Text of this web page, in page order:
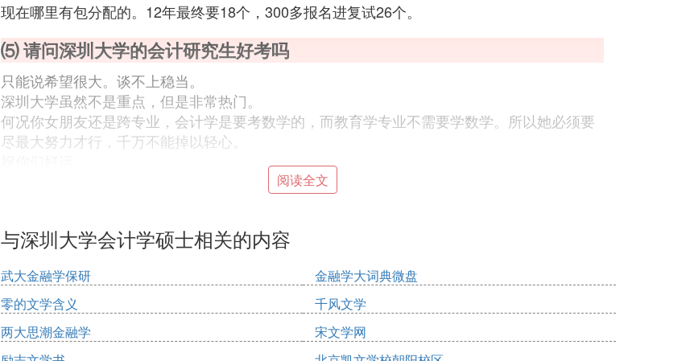
现在哪里有包分配的。12年最终要18个，300多报名进复试26个。
⑸ 请问深圳大学的会计研究生好考吗
只能说希望很大。谈不上稳当。
深圳大学虽然不是重点，但是非常热门。
何况你女朋友还是跨专业，会计学是要考数学的，而教育学专业不需要学数学。所以她必须要
尽最大努力才行，千万不能掉以轻心。
深大就金融难考，其他的还都好。
http://zsb.szu.e.cn/Article.asp?Id=167
具体你想知道的东西，全在这里面，
我今天下午还翻看了一下呢。
专业大纲，各个专业的招生人数和参考教材之类的，
阅读全文
与深圳大学会计学硕士相关的内容
武大金融学保研
金融学大词典微盘
零的文学含义
千风文学
两大思潮金融学
宋文学网